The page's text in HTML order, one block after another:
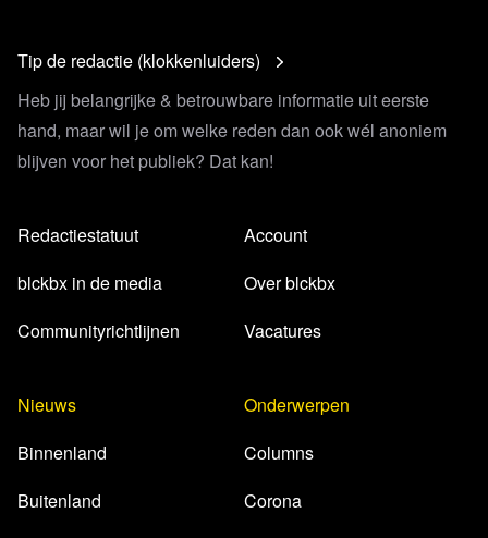
Tip de redactie (klokkenluiders)
Heb jij belangrijke & betrouwbare informatie uit eerste
hand, maar wil je om welke reden dan ook wél anoniem
blijven voor het publiek? Dat kan!
Redactiestatuut
blckbx in de media
Communityrichtlijnen
Account
Over blckbx
Vacatures
Nieuws
Binnenland
Buitenland
Onderwerpen
Columns
Corona